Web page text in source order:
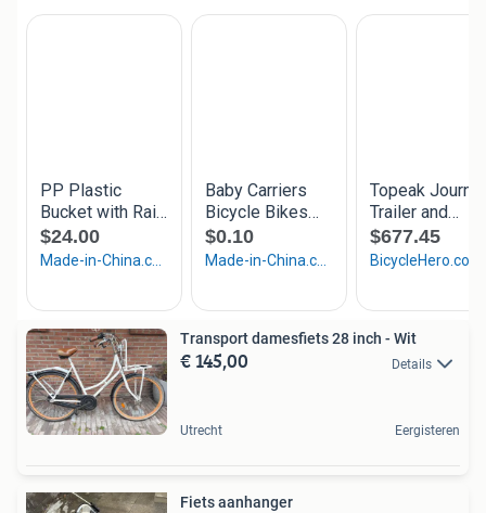
Transport damesfiets 28 inch - Wit
€ 145,00 Details
Utrecht Eergisteren
Fiets aanhanger